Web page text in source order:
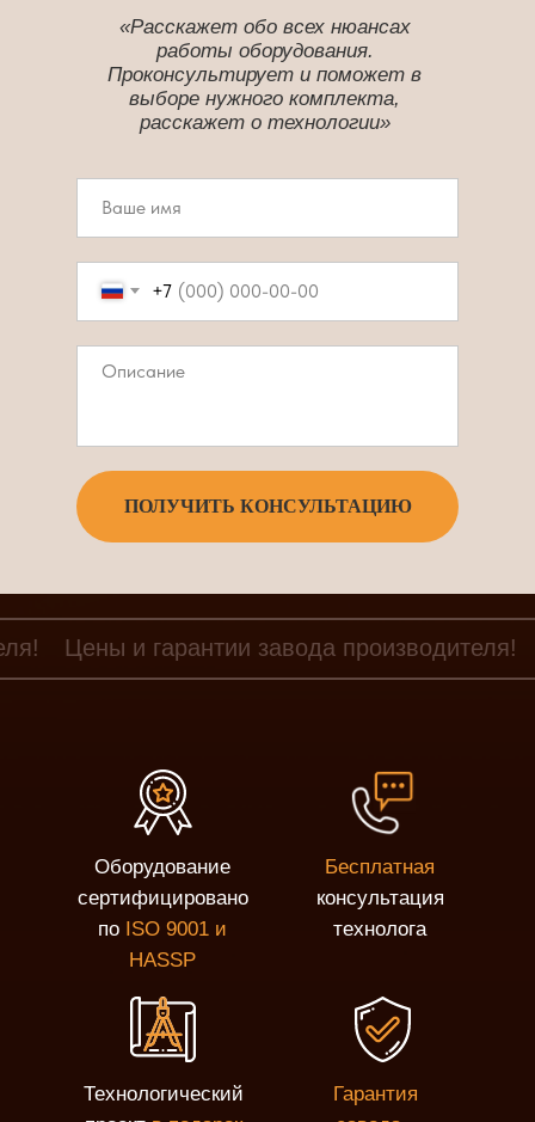
+7
ПОЛУЧИТЬ КОНСУЛЬТАЦИЮ
«Расскажет обо всех нюансах
работы оборудования.
Проконсультирует и поможет в
выборе нужного комплекта,
расскажет о технологии»
Цены и гарантии завода производителя!
Оборудование
сертифицировано
по ISO 9001 и
HASSP
Бесплатная
консультация
технолога
Технологический
Гарантия